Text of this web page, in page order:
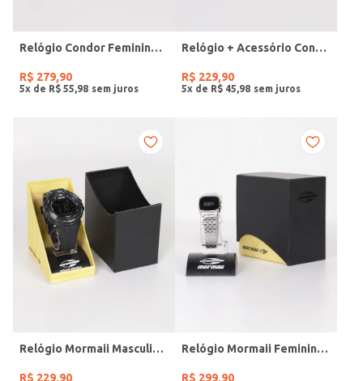
Relógio Condor Feminino DOURADO
R$ 279,90
5x de R$ 55 98
Relógio + Acessório Condor Feminino PRATA
R$ 229,90
5x de R$ 45 98
Relógio Mormaii Masculino PRETO
R$ 229,90
Relógio Mormaii Feminino PRATA
R$ 299,90